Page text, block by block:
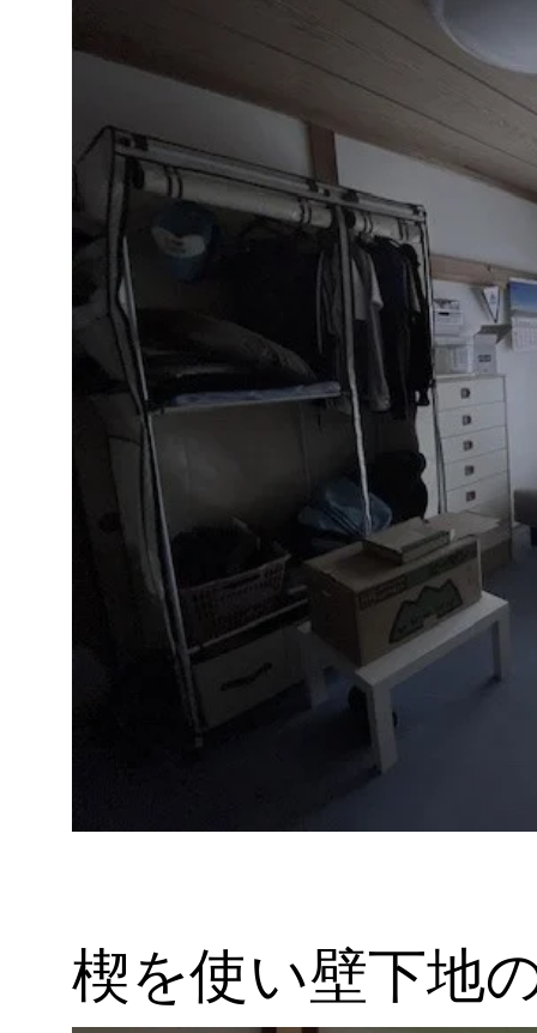
楔を使い壁下地